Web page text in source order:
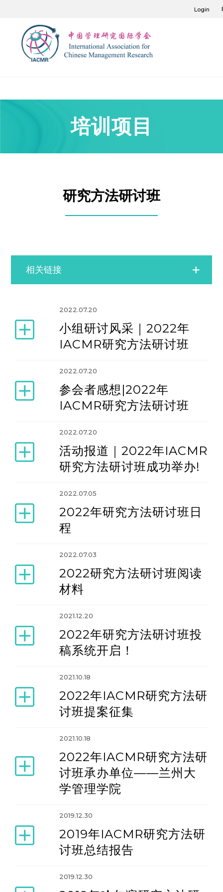
Login
培训项目
研究方法研讨班
相关链接
IACMR教学工作坊
研究方法研讨班
管理哲学师资培训
2022.07.20
小组研讨风采｜2022年
IACMR研究方法研讨班
2022.07.20
参会者感想|2022年
IACMR研究方法研讨班
2022.07.20
活动报道｜2022年IACMR
研究方法研讨班成功举办!
2022.07.05
2022年研究方法研讨班日
程
2022.07.03
2022研究方法研讨班阅读
材料
2021.12.20
2022年研究方法研讨班投
稿系统开启！
2021.10.18
2022年IACMR研究方法研
讨班提案征集
2021.10.18
2022年IACMR研究方法研
讨班承办单位——兰州大
学管理学院
2019.12.30
2019年IACMR研究方法研
讨班总结报告
2019.12.30